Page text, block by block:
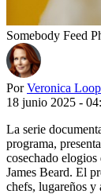
Somebody Feed
Por Veronica Loop
18 junio 2025 -
La serie
programa,
cosechado
James Beard. El
chefs, lugareños y